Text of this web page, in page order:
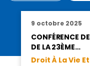
9 octobre 2025
CONFÉRENCE
DE LA 23ÈME…
Droit À La Vie